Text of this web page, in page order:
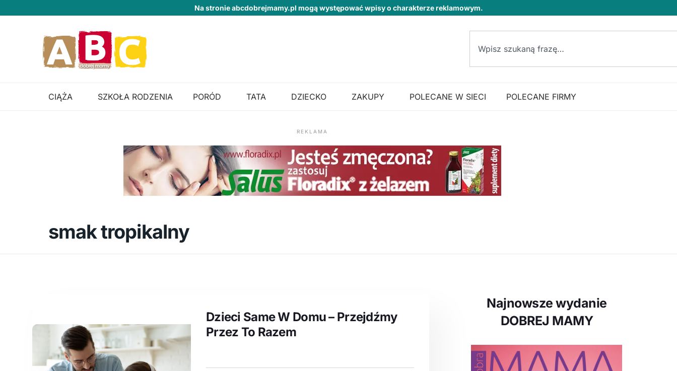
Na stronie abcdobrejmamy.pl mogą występować wpisy o charakterze reklamowym.
CIĄŻA SZKOŁA RODZENIA PORÓD TATA DZIECKO ZAKUPY POLECANE W SIECI POLECANE FIRMY
REKLAMA
smak tropikalny
Dzieci Same W Domu – Przejdźmy
Przez To Razem
Najnowsze wydanie
DOBREJ MAMY